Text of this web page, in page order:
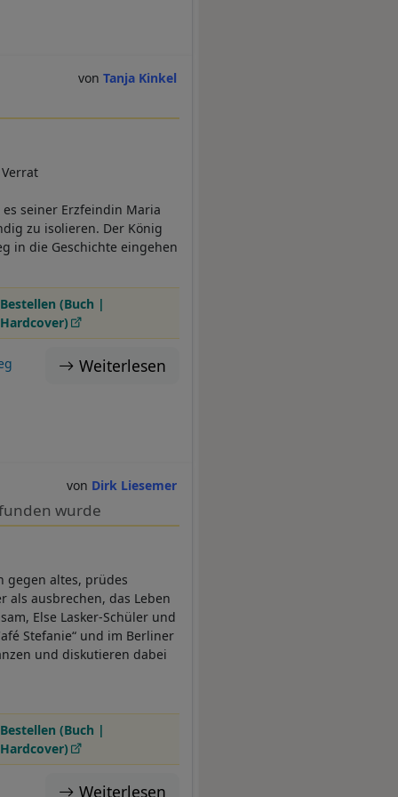
Tanja Kinkel
seiner Erzfeindin Maria
zu isolieren. Der König
in die Geschichte eingehen
Bestellen (Buch |
Hardcover)
Weiterlesen
Dirk Liesemer
wurde
gegen altes, prüdes
als ausbrechen, das Leben
Else Lasker-Schüler und
Stefanie“ und im Berliner
und diskutieren dabei
Bestellen (Buch |
Hardcover)
Weiterlesen